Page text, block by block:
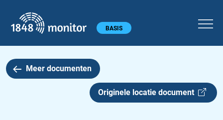
Hoofdmenu BASIS
Meer documenten
Originele locatie document